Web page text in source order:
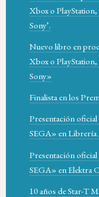
Xbox o
Sony’.
Nuevo libro en
Xbox o
Sony»
Finalista en los
Presentación
SEGA» en
Presentación
SEGA» en Elektra
10 años de Star-T